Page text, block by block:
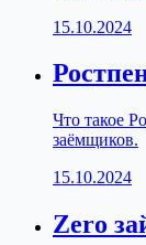
15.10.2024
Что такое
заёмщиков.
15.10.2024
Zero